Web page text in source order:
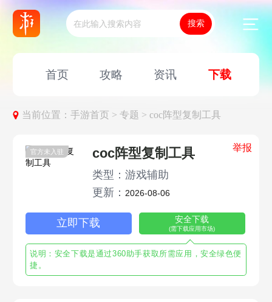
首页 攻略 资讯 下载
当前位置：手游首页 >专题 > coc阵型复制工具
官方未入驻 举报
coc阵型复制工具
类型：游戏辅助
更新： 2026-08-06
立即下载 安全下载
(需下载应用市场)
说明：安全下载是通过360助手获取所需应用，安全绿色便
捷。